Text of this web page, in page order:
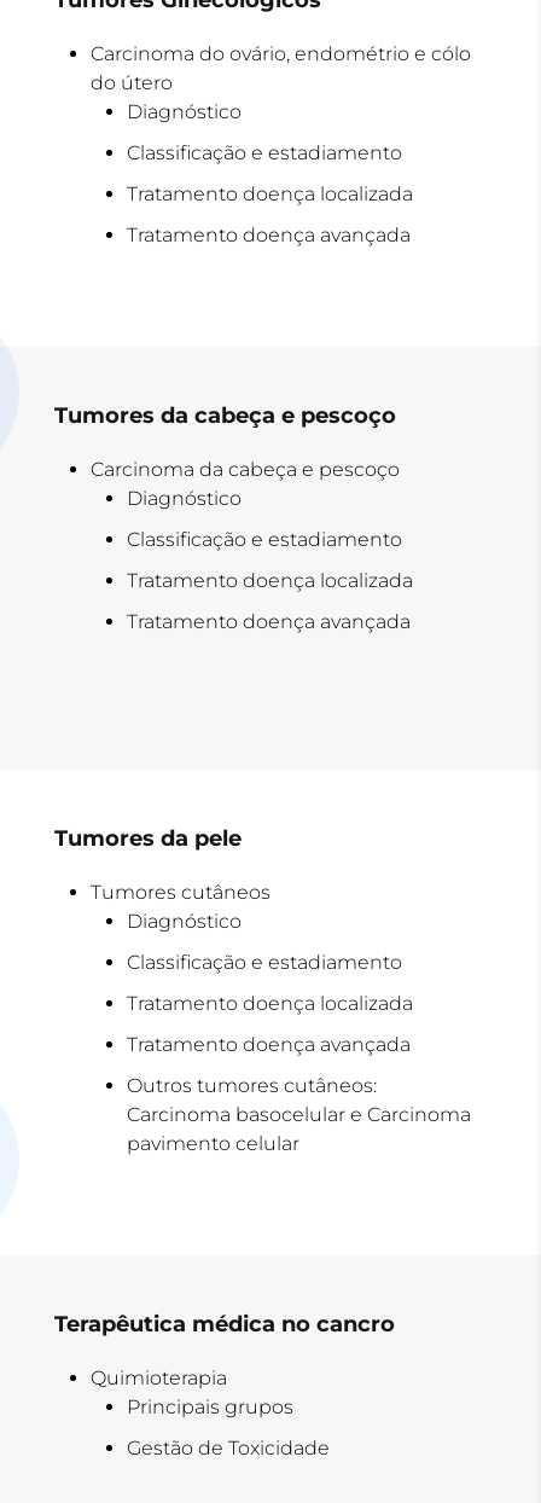
Carcinoma do ovário, endométrio e cólo
do útero
Diagnóstico
Classificação e estadiamento
Tratamento doença localizada
Tratamento doença avançada
Tumores da cabeça e pescoço
Carcinoma da cabeça e pescoço
Diagnóstico
Classificação e estadiamento
Tratamento doença localizada
Tratamento doença avançada
Tumores da pele
Tumores cutâneos
Diagnóstico
Classificação e estadiamento
Tratamento doença localizada
Tratamento doença avançada
Outros tumores cutâneos:
Carcinoma basocelular e Carcinoma
pavimento celular
Terapêutica médica no cancro
Quimioterapia
Principais grupos
Gestão de Toxicidade